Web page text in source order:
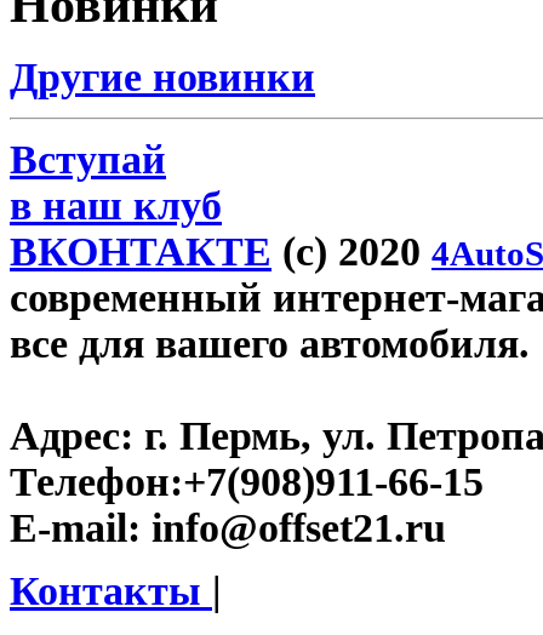
Другие новинки
Вступай
в наш клуб
ВКОНТАКТЕ (c) 2020
современный интернет-
все для вашего автомобиля.
Адрес: г. Пермь, ул.
Телефон:+7(908)911-66-15
E-mail: info@offset21.ru
Контакты |